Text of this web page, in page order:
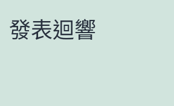
發表迴響